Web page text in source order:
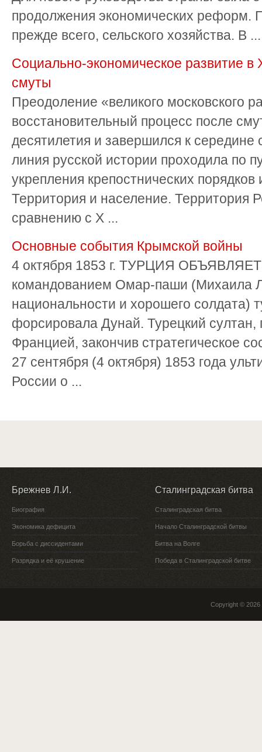
продолжения экономических реформ.
прежде всего, сельского хозяйства. В ...
Социально-экономическое развитие в
смуты
Преодоление «великого московского
восстановительный процесс после
десятилетия и завершился к середине
линия русской истории проходила по
укрепления крепостнических порядков
Территория и население. Территория
сравнению с X ...
Основные события Крымской войны
4 октября 1853 г. ТУРЦИЯ
командованием Омар-паши (Михаила
национальности и хорошего солдата)
форсировала Дунай. Турецкий
Францией, закончив стратегическое
27 сентября (4 октября) 1853 года
России о ...
Брежнев Л.И.
Биография
Экономика дефицита
Борьба с диссидентами
Разрядка и её крушение
Сталинградская битва
Сталинградская битва
Начало Сталинградской битвы
Битва на Волге
Победа в Сталинградской битве
Copyright © 2026